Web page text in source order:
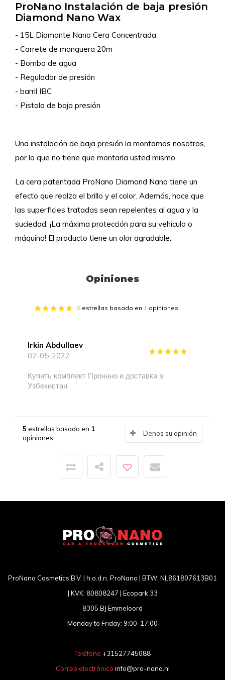
ProNano Instalación de baja presión
Diamond Nano Wax
- 15L Diamante Nano Cera Concentrada
- Carrete de manguera 20m
- Bomba de agua
- Regulador de presión
- barril IBC
- Pistola de baja presión
Una instalación de baja presión la montamos nosotros,
por lo que no tiene que montarla usted mismo.
La cera patentada ProNano Diamond Nano tiene un
efecto que realza el brillo y el color. Además, hace que
las superficies tratadas sean repelentes al agua y la
suciedad. ¡La máxima protección para su vehículo o
máquina! El producto tiene un olor agradable.
Opiniones
5 estrellas basado en 1 opiniones
Irkin Abdullaev
02-05-2022
Купить комплект Пронано и доставка в
Узбекистан
5 estrellas basado en 1
opiniones
Denos su opinión
ProNano Cosmetics B.V. | h.o.d.n. ProNano | BTW: NL861807613B01
| KVK: 80808247 | Ecopark 33
8305 BJ Emmeloord
Monday to Friday: 9:00-17:00
Teléfono +31527745088
Correo electrónico info@pro-nano.nl